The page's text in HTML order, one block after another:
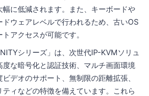
に低減されます。また、キーボードや
ドウェアレベルで行われるため、古いOS
アクセスが可能です。
シリーズ」は、次世代IP-KVMソリュ
度な暗号化と認証技術、マルチ画面環境
デオのサポート、無制限の距離拡張、
ィなどの特徴を備えています。これら